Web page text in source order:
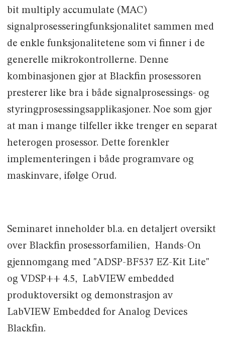
bit multiply accumulate (MAC)
signalprosesseringfunksjonalitet sammen med
de enkle funksjonalitetene som vi finner i de
generelle mikrokontrollerne. Denne
kombinasjonen gjør at Blackfin prosessoren
presterer like bra i både signalprosessings- og
styringprosessingsapplikasjoner. Noe som gjør
at man i mange tilfeller ikke trenger en separat
heterogen prosessor. Dette forenkler
implementeringen i både programvare og
maskinvare, ifølge Orud.
Seminaret inneholder bl.a. en detaljert oversikt
over Blackfin prosessorfamilien, Hands-On
gjennomgang med "ADSP-BF537 EZ-Kit Lite"
og VDSP++ 4.5, LabVIEW embedded
produktoversikt og demonstrasjon av
LabVIEW Embedded for Analog Devices
Blackfin.